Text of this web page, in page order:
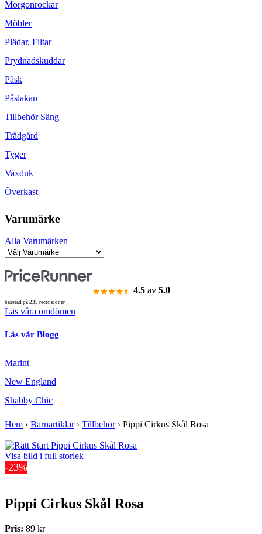
Morgonrockar
Möbler
Plädar, Filtar
Prydnadskuddar
Påsk
Påslakan
Tillbehör Säng
Trädgård
Tyger
Vaxduk
Överkast
Varumärke
Alla Varumärken
4.5 av 5.0
baserad på 235 recensioner
Läs våra omdömen
Läs vår Blogg
Marint
New England
Shabby Chic
Hem › Barnartiklar› Tillbehör› Pippi Cirkus Skål Rosa
Visa bild i full storlek
-23%
Pippi Cirkus Skål Rosa
Pris: 89 kr